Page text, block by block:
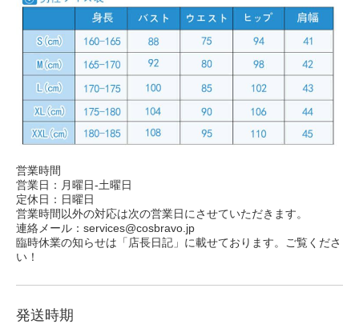
営業時間
営業日：月曜日-土曜日
定休日：日曜日
営業時間以外の対応は次の営業日にさせていただきます。
連絡メール：services@cosbravo.jp
臨時休業の知らせは「店長日記」に載せております。ご覧くださ
い！
発送時期